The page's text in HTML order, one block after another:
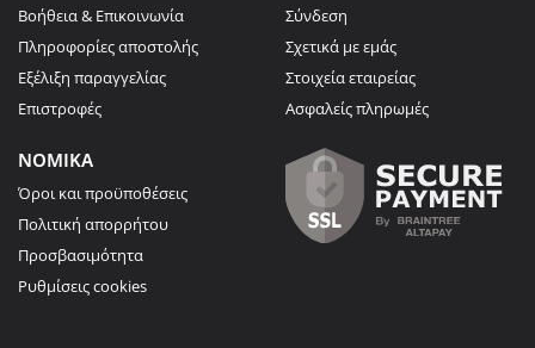
Βοήθεια & Επικοινωνία
Πληροφορίες αποστολής
Εξέλιξη παραγγελίας
Επιστροφές
Σύνδεση
Σχετικά με εμάς
Στοιχεία εταιρείας
Ασφαλείς πληρωμές
ΝΟΜΙΚΑ
Όροι και προϋποθέσεις
Πολιτική απορρήτου
Προσβασιμότητα
Ρυθμίσεις cookies